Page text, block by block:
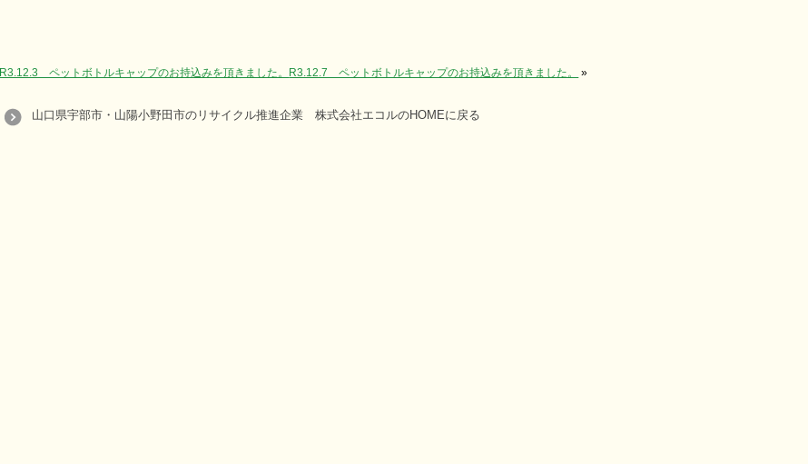
R3.12.3 ペットボトルキャップのお持込みを頂きました。 R3.12.7 ペットボトルキャップのお持込みを頂きました。 »
山口県宇部市・山陽小野田市のリサイクル推進企業 株式会社エコルのHOMEに戻る